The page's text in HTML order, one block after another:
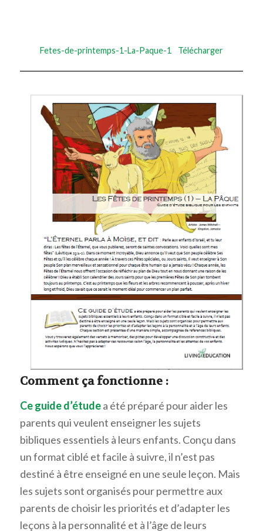
Fetes-de-printemps-1-La-Paque-1 Télécharger
Comment ça fonctionne :
Ce guide d’étudea été préparé pour aider les
parents qui veulent enseigner les sujets
bibliques essentiels à leurs enfants. Conçu dans
un format ciblé et facile à suivre, il n’est pas
destiné à être enseigné en une seule leçon. Mais
les sujets sont organisés pour permettre aux
parents de choisir les priorités et d’adapter les
leçons à la personnalité et à l’âge de leurs